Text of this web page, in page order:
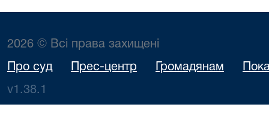
2026 © Всі права захищені
Про суд Прес-центр Громадянам
v1.38.1